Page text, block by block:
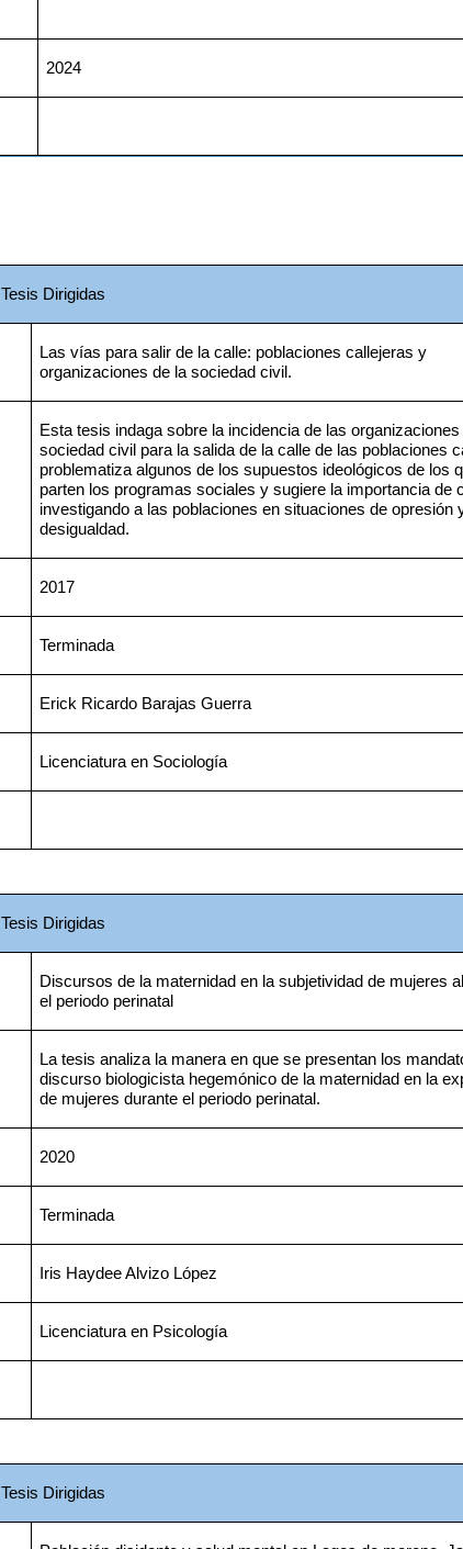
2024
Tesis Dirigidas
Las vías para salir de la calle: poblaciones callejeras y
organizaciones de la sociedad civil.
Esta tesis indaga sobre la incidencia de las organizaciones
sociedad civil para la salida de la calle de las poblaciones
problematiza algunos de los supuestos ideológicos de los
parten los programas sociales y sugiere la importancia de
investigando a las poblaciones en situaciones de opresión
desigualdad.
2017
Terminada
Erick Ricardo Barajas Guerra
Licenciatura en Sociología
Tesis Dirigidas
Discursos de la maternidad en la subjetividad de mujeres
el periodo perinatal
La tesis analiza la manera en que se presentan los
discurso biologicista hegemónico de la maternidad en la
de mujeres durante el periodo perinatal.
2020
Terminada
Iris Haydee Alvizo López
Licenciatura en Psicología
Tesis Dirigidas